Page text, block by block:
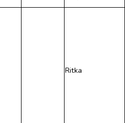
Ritka